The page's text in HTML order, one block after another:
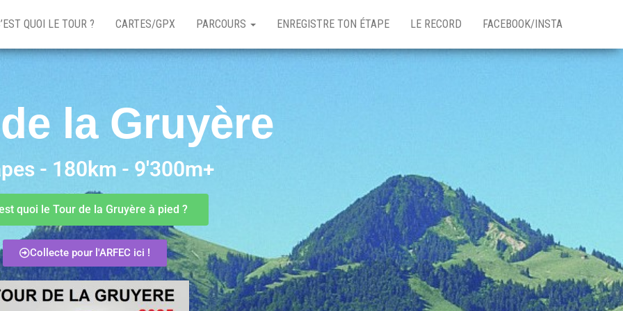
QUOI LE TOUR ? CARTES/GPX PARCOURS ENREGISTRE TON ÉTAPE LE RECORD FACEBOOK/INSTA
la Gruyère
- 180km - 9'300m+
quoi le Tour de la Gruyère à pied ?
Collecte pour l'ARFEC ici !